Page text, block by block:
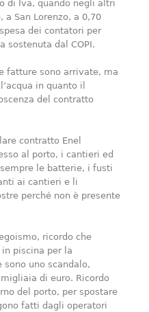
di Iva, quando negli altri
San Lorenzo, a 0,70
dei contatori per
sostenuta dal COPI.
fatture sono arrivate, ma
in quanto il
del contratto
contratto Enel
al porto, i cantieri ed
le batterie, i fusti
ai cantieri e li
perché non è presente
ricordo che
piscina per la
uno scandalo,
di euro. Ricordo
del porto, per spostare
fatti dagli operatori